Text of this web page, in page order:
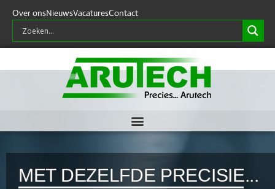
Over onsNieuwsVacaturesContact
MET DEZELFDE PRECISIE...